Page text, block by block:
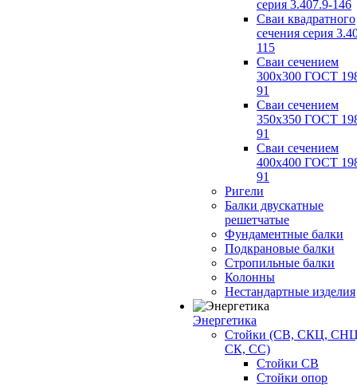
серия 3.407.9-146
Сваи квадратного
сечения серия
115
Сваи сечением
300х300 ГОСТ
91
Сваи сечением
350х350 ГОСТ
91
Сваи сечением
400х400 ГОСТ
91
Ригели
Балки двускатные
решетчатые
Фундаментные балки
Подкрановые балки
Стропильные балки
Колонны
Нестандартные изделия
Энергетика
Стойки (СВ, СКЦ,
СК, СС)
Стойки СВ
Стойки опор